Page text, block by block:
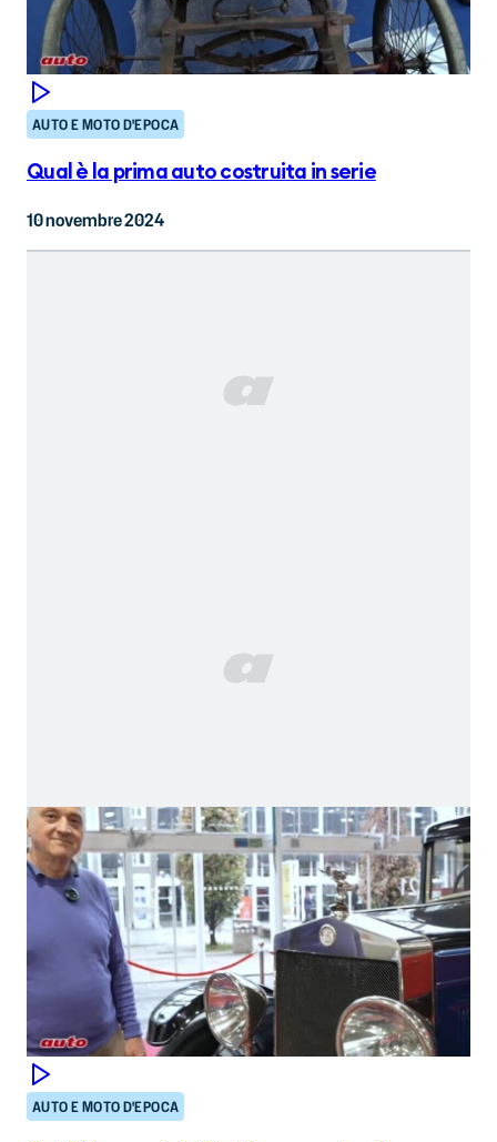
AUTO E MOTO D'EPOCA
Qual è la prima auto costruita in serie
10 novembre 2024
AUTO E MOTO D'EPOCA